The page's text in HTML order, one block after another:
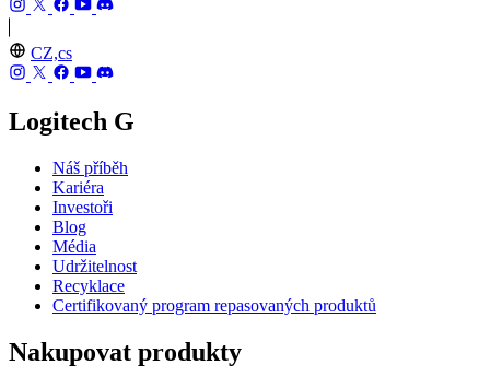
CZ,cs
Logitech G
Náš příběh
Kariéra
Investoři
Blog
Média
Udržitelnost
Recyklace
Certifikovaný program repasovaných produktů
Nakupovat produkty